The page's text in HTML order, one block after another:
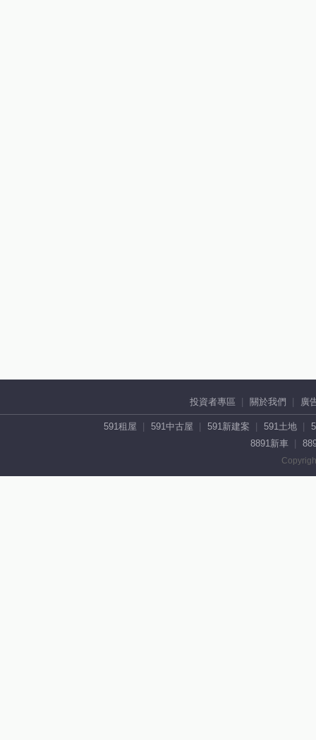
投資者專區 關於我們 廣
591租屋 591中古屋 591新建案 591土地
8891新車